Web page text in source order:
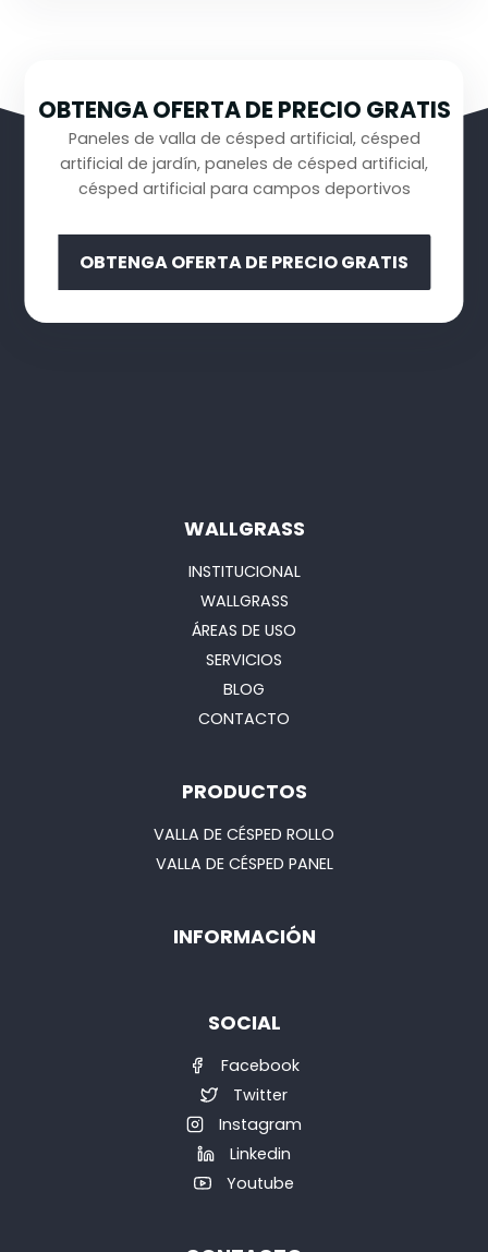
OBTENGA OFERTA DE PRECIO GRATIS
Paneles de valla de césped artificial, césped
artificial de jardín, paneles de césped artificial,
césped artificial para campos deportivos
OBTENGA OFERTA DE PRECIO GRATIS
WALLGRASS
INSTITUCIONAL
WALLGRASS
ÁREAS DE USO
SERVICIOS
BLOG
CONTACTO
PRODUCTOS
VALLA DE CÉSPED ROLLO
VALLA DE CÉSPED PANEL
INFORMACIÓN
SOCIAL
Facebook
Twitter
Instagram
Linkedin
Youtube